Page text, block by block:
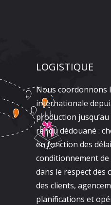
LOGISTIQUE
Nous coordonnons
internationale
production
rendu dédouané :
en fonction des
conditionnement de
dans le respect des
des clients,
planifications et